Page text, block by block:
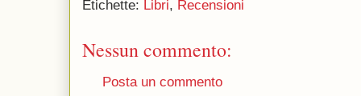
Etichette: Libri, Recensioni
Nessun commento:
Posta un commento